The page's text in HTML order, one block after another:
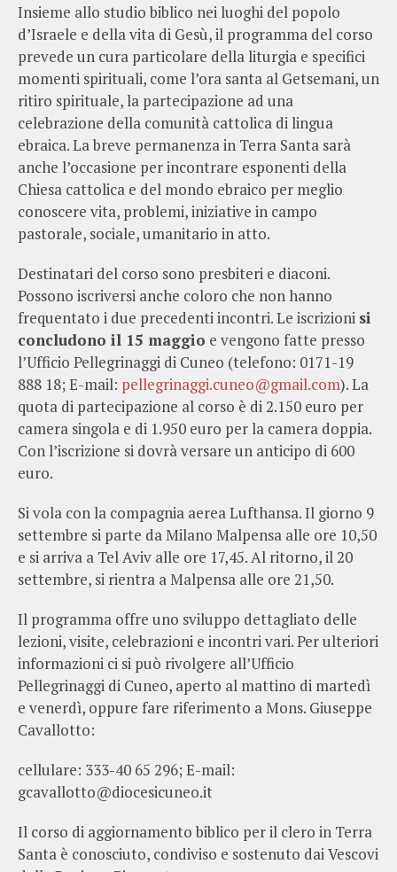
Insieme allo studio biblico nei luoghi del popolo
d’Israele e della vita di Gesù, il programma del corso
prevede un cura particolare della liturgia e specifici
momenti spirituali, come l’ora santa al Getsemani, un
ritiro spirituale, la partecipazione ad una
celebrazione della comunità cattolica di lingua
ebraica. La breve permanenza in Terra Santa sarà
anche l’occasione per incontrare esponenti della
Chiesa cattolica e del mondo ebraico per meglio
conoscere vita, problemi, iniziative in campo
pastorale, sociale, umanitario in atto.
Destinatari del corso sono presbiteri e diaconi.
Possono iscriversi anche coloro che non hanno
frequentato i due precedenti incontri. Le iscrizioni si
concludono il 15 maggio e vengono fatte presso
l’Ufficio Pellegrinaggi di Cuneo (telefono: 0171-19
888 18; E-mail: pellegrinaggi.cuneo@gmail.com). La
quota di partecipazione al corso è di 2.150 euro per
camera singola e di 1.950 euro per la camera doppia.
Con l’iscrizione si dovrà versare un anticipo di 600
euro.
Si vola con la compagnia aerea Lufthansa. Il giorno 9
settembre si parte da Milano Malpensa alle ore 10,50
e si arriva a Tel Aviv alle ore 17,45. Al ritorno, il 20
settembre, si rientra a Malpensa alle ore 21,50.
Il programma offre uno sviluppo dettagliato delle
lezioni, visite, celebrazioni e incontri vari. Per ulteriori
informazioni ci si può rivolgere all’Ufficio
Pellegrinaggi di Cuneo, aperto al mattino di martedì
e venerdì, oppure fare riferimento a Mons. Giuseppe
Cavallotto:
cellulare: 333-40 65 296; E-mail:
gcavallotto@diocesicuneo.it
Il corso di aggiornamento biblico per il clero in Terra
Santa è conosciuto, condiviso e sostenuto dai Vescovi